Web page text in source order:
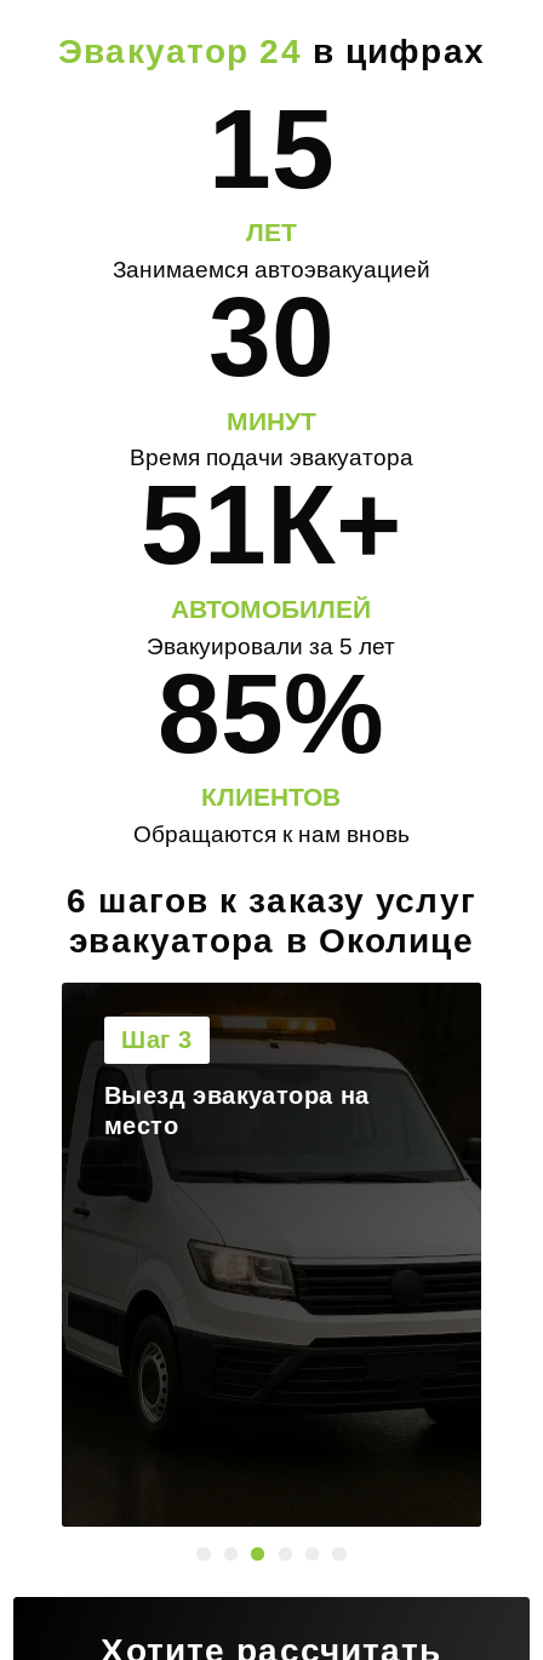
Эвакуатор 24 в цифрах
15
ЛЕТ
Занимаемся автоэвакуацией
30
МИНУТ
Время подачи эвакуатора
51К+
АВТОМОБИЛЕЙ
Эвакуировали за 5 лет
85%
КЛИЕНТОВ
Обращаются к нам вновь
6 шагов к заказу услуг
эвакуатора в Околице
Шаг 4
Погрузка транспорта на
платформу
Хотите рассчитать